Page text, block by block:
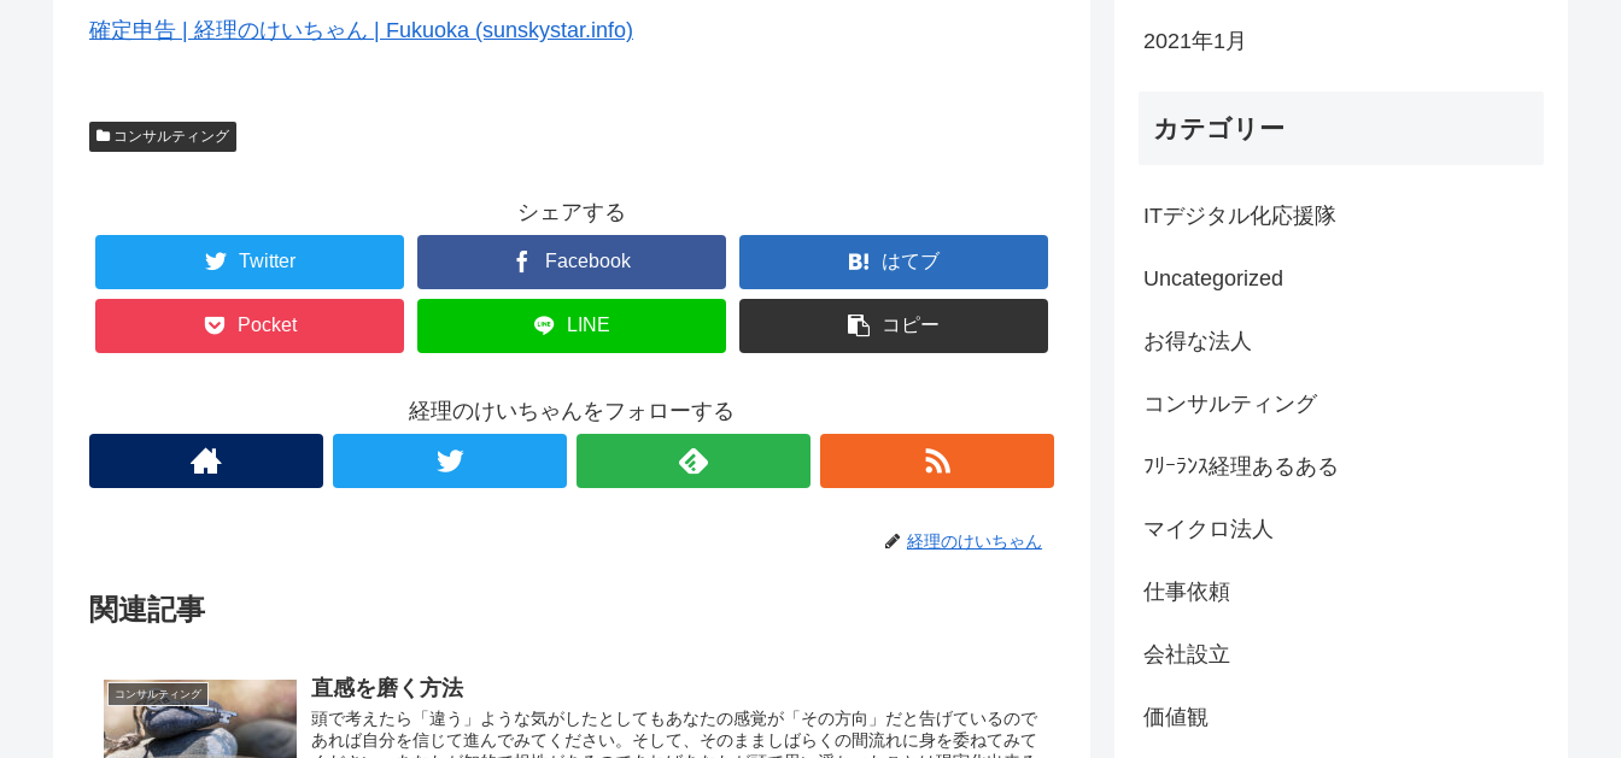
確定申告 | 経理のけいちゃん | Fukuoka (sunskystar.info)
コンサルティング
シェアする
Twitter Facebook はてブ
Pocket LINE コピー
経理のけいちゃんをフォローする
経理のけいちゃん
関連記事
コンサルティング 直感を磨く方法
頭で考えたら「違う」ような気がしたとしてもあなたの感覚が「その方向」だと告げているので
あれば自分を信じて進んでみてください。そして、そのまましばらくの間流れに身を委ねてみて
2021年1月
カテゴリー
ITデジタル化応援隊
Uncategorized
お得な法人
コンサルティング
ﾌﾘｰﾗﾝｽ経理あるある
マイクロ法人
仕事依頼
会社設立
価値観